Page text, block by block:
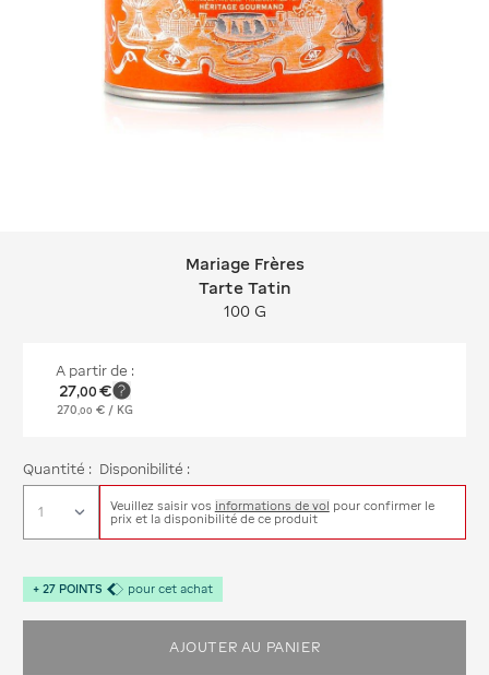
Mariage Frères Tarte Tatin
Mariage Frères
Tarte Tatin
100 G
A partir de :
27,00 €
270,00 € / KG
Quantité : Disponibilité :
Veuillez saisir vos informations de vol pour confirmer le
prix et la disponibilité de ce produit
+ 27 POINTS pour cet achat
AJOUTER AU PANIER